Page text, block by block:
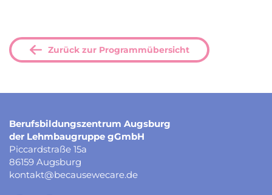
Zurück zur Programmübersicht
Berufsbildungszentrum Augsburg
der Lehmbaugruppe gGmbH
Piccardstraße 15a
86159 Augsburg
kontakt@becausewecare.de